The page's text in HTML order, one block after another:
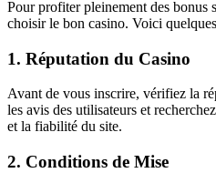
Pour profiter pleinement des bonus
choisir le bon casino. Voici
1. Réputation du Casino
Avant de vous inscrire, vérifiez la
les avis des utilisateurs et
et la fiabilité du site.
2. Conditions de Mise